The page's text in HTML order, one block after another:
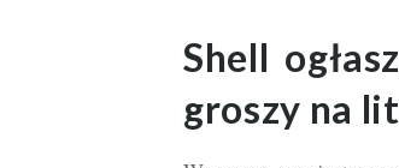
Shell
groszy na